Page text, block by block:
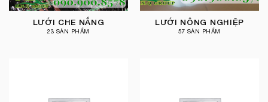
LƯỚI CHE NẮNG
23 SẢN PHẨM
LƯỚI NÔNG NGHIỆP
57 SẢN PHẨM